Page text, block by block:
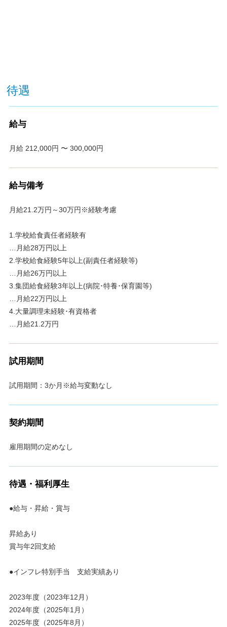
待遇
給与
月給 212,000円 〜 300,000円
給与備考
月給21.2万円～30万円※経験考慮
1.学校給食責任者経験有
…月給28万円以上
2.学校給食経験5年以上(副責任者経験等)
…月給26万円以上
3.集団給食経験3年以上(病院･特養･保育園等)
…月給22万円以上
4.大量調理未経験･有資格者
…月給21.2万円
試用期間
試用期間：3か月※給与変動なし
契約期間
雇用期間の定めなし
待遇・福利厚生
●給与・昇給・賞与
昇給あり
賞与年2回支給
●インフレ特別手当 支給実績あり
2023年度（2023年12月）
2024年度（2025年1月）
2025年度（2025年8月）